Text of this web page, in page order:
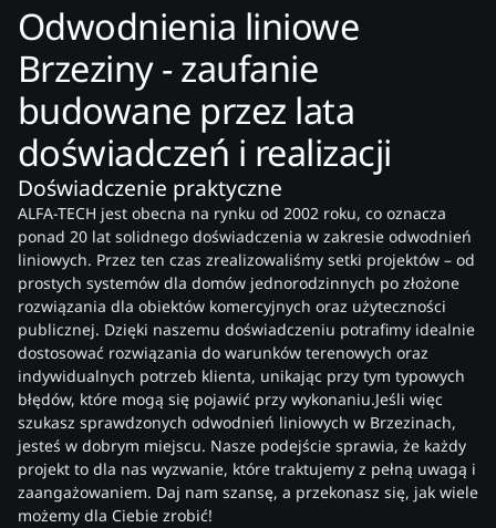
Odwodnienia liniowe
Brzeziny - zaufanie
budowane przez lata
doświadczeń i realizacji
Doświadczenie praktyczne
ALFA-TECH jest obecna na rynku od 2002 roku, co oznacza
ponad 20 lat solidnego doświadczenia w zakresie odwodnień
liniowych. Przez ten czas zrealizowaliśmy setki projektów – od
prostych systemów dla domów jednorodzinnych po złożone
rozwiązania dla obiektów komercyjnych oraz użyteczności
publicznej. Dzięki naszemu doświadczeniu potrafimy idealnie
dostosować rozwiązania do warunków terenowych oraz
indywidualnych potrzeb klienta, unikając przy tym typowych
błędów, które mogą się pojawić przy wykonaniu.Jeśli więc
szukasz sprawdzonych odwodnień liniowych w Brzezinach,
jesteś w dobrym miejscu. Nasze podejście sprawia, że każdy
projekt to dla nas wyzwanie, które traktujemy z pełną uwagą i
zaangażowaniem. Daj nam szansę, a przekonasz się, jak wiele
możemy dla Ciebie zrobić!